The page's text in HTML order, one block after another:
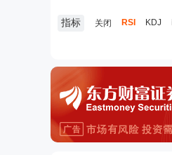
指标 关闭 RSI KDJ